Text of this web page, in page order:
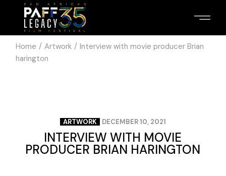
Home Artwork
Interview with movie producer Brian
harington
ARTWORK DECEMBER 10, 2021
INTERVIEW WITH MOVIE
PRODUCER BRIAN HARINGTON